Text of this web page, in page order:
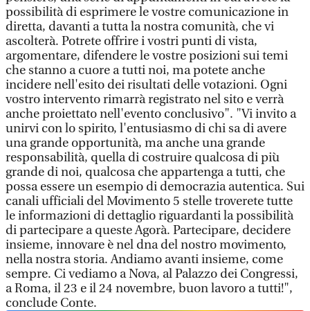
possibilità di esprimere le vostre comunicazione in
diretta, davanti a tutta la nostra comunità, che vi
ascolterà. Potrete offrire i vostri punti di vista,
argomentare, difendere le vostre posizioni sui temi
che stanno a cuore a tutti noi, ma potete anche
incidere nell'esito dei risultati delle votazioni. Ogni
vostro intervento rimarrà registrato nel sito e verrà
anche proiettato nell'evento conclusivo". "Vi invito a
unirvi con lo spirito, l'entusiasmo di chi sa di avere
una grande opportunità, ma anche una grande
responsabilità, quella di costruire qualcosa di più
grande di noi, qualcosa che appartenga a tutti, che
possa essere un esempio di democrazia autentica. Sui
canali ufficiali del Movimento 5 stelle troverete tutte
le informazioni di dettaglio riguardanti la possibilità
di partecipare a queste Agorà. Partecipare, decidere
insieme, innovare è nel dna del nostro movimento,
nella nostra storia. Andiamo avanti insieme, come
sempre. Ci vediamo a Nova, al Palazzo dei Congressi,
a Roma, il 23 e il 24 novembre, buon lavoro a tutti!",
conclude Conte.